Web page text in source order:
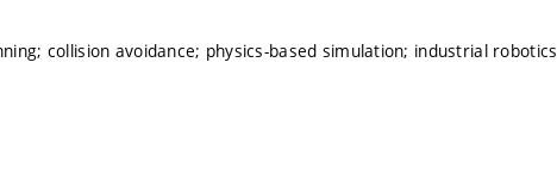
collision avoidance; physics-based simulation; industrial robotics